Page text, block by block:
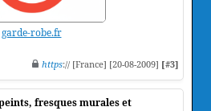
garde-robe.fr
https:// [France] [20-08-2009] [#3]
fresques murales et